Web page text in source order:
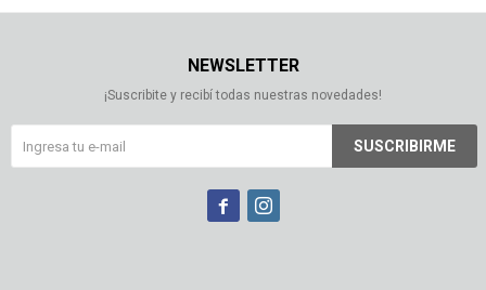
NEWSLETTER
¡Suscribite y recibí todas nuestras novedades!
SUSCRIBIRME
 